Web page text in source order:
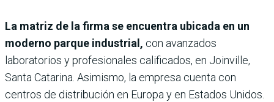
La matriz de la firma se encuentra ubicada en un
moderno parque industrial, con avanzados
laboratorios y profesionales calificados, en Joinville,
Santa Catarina. Asimismo, la empresa cuenta con
centros de distribución en Europa y en Estados Unidos.